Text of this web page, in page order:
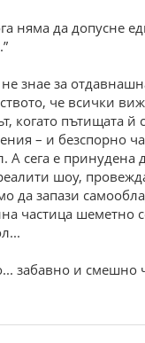
няма да допусне
знае за
че всички
когато пътищата й
– и безспорно
А сега е принудена
шоу,
да запази
частица шеметно
забавно и смешно